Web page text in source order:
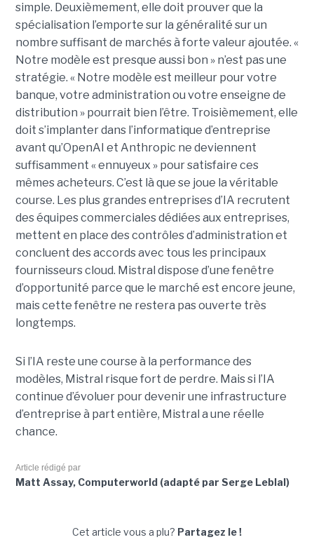
simple. Deuxièmement, elle doit prouver que la
spécialisation l’emporte sur la généralité sur un
nombre suffisant de marchés à forte valeur ajoutée. «
Notre modèle est presque aussi bon » n’est pas une
stratégie. « Notre modèle est meilleur pour votre
banque, votre administration ou votre enseigne de
distribution » pourrait bien l’être. Troisièmement, elle
doit s’implanter dans l’informatique d’entreprise
avant qu’OpenAI et Anthropic ne deviennent
suffisamment « ennuyeux » pour satisfaire ces
mêmes acheteurs. C’est là que se joue la véritable
course. Les plus grandes entreprises d’IA recrutent
des équipes commerciales dédiées aux entreprises,
mettent en place des contrôles d’administration et
concluent des accords avec tous les principaux
fournisseurs cloud. Mistral dispose d’une fenêtre
d’opportunité parce que le marché est encore jeune,
mais cette fenêtre ne restera pas ouverte très
longtemps.
Si l’IA reste une course à la performance des
modèles, Mistral risque fort de perdre. Mais si l’IA
continue d’évoluer pour devenir une infrastructure
d’entreprise à part entière, Mistral a une réelle
chance.
Article rédigé par
Matt Assay, Computerworld (adapté par Serge Leblal)
Cet article vous a plu? Partagez le !